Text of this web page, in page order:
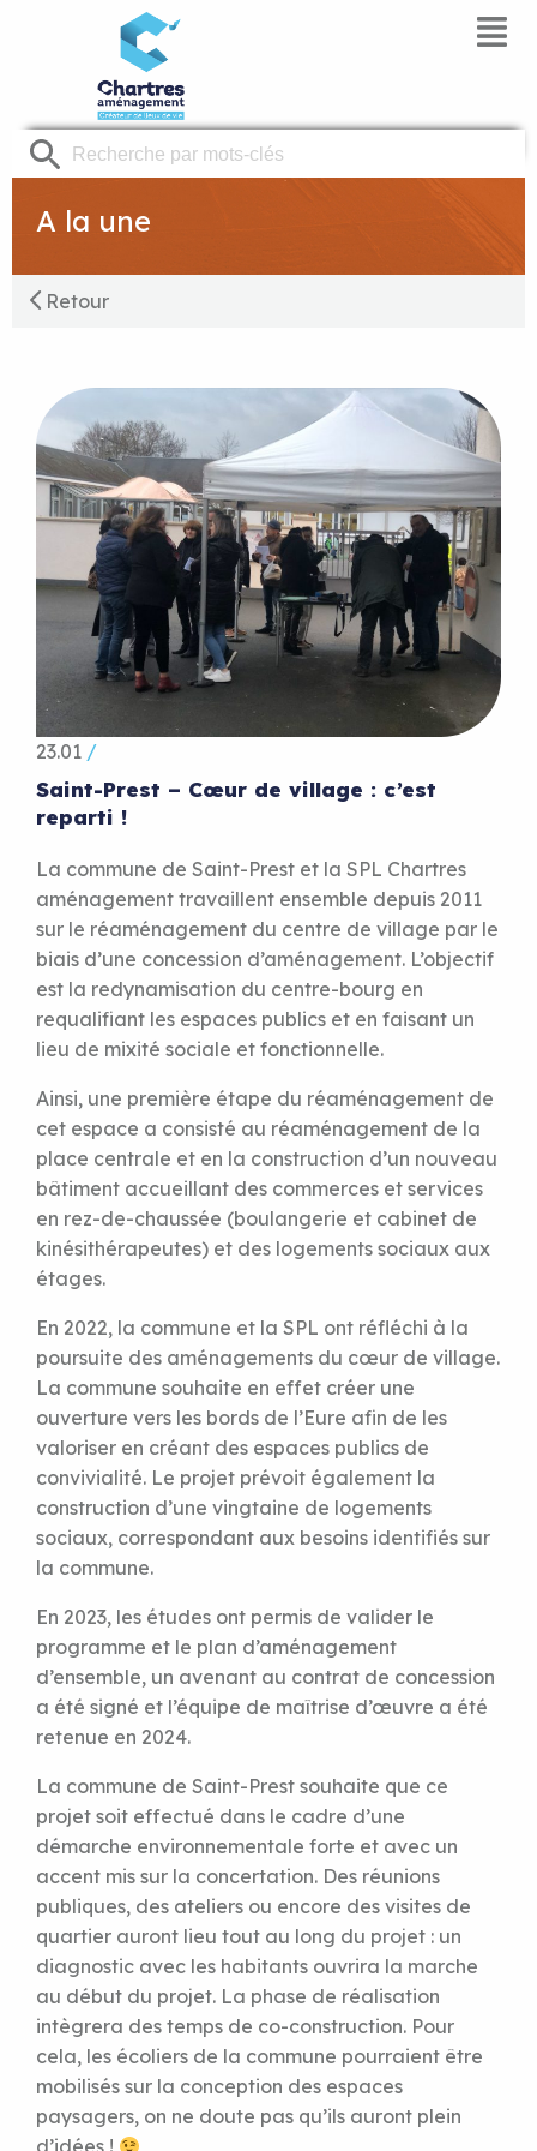
A la une
Retour
23.01 /
Saint-Prest – Cœur de village : c’est
reparti !
La commune de Saint-Prest et la SPL Chartres
aménagement travaillent ensemble depuis 2011
sur le réaménagement du centre de village par le
biais d’une concession d’aménagement. L’objectif
est la redynamisation du centre-bourg en
requalifiant les espaces publics et en faisant un
lieu de mixité sociale et fonctionnelle.
Ainsi, une première étape du réaménagement de
cet espace a consisté au réaménagement de la
place centrale et en la construction d’un nouveau
bâtiment accueillant des commerces et services
en rez-de-chaussée (boulangerie et cabinet de
kinésithérapeutes) et des logements sociaux aux
étages.
En 2022, la commune et la SPL ont réfléchi à la
poursuite des aménagements du cœur de village.
La commune souhaite en effet créer une
ouverture vers les bords de l’Eure afin de les
valoriser en créant des espaces publics de
convivialité. Le projet prévoit également la
construction d’une vingtaine de logements
sociaux, correspondant aux besoins identifiés sur
la commune.
En 2023, les études ont permis de valider le
programme et le plan d’aménagement
d’ensemble, un avenant au contrat de concession
a été signé et l’équipe de maîtrise d’œuvre a été
retenue en 2024.
La commune de Saint-Prest souhaite que ce
projet soit effectué dans le cadre d’une
démarche environnementale forte et avec un
accent mis sur la concertation. Des réunions
publiques, des ateliers ou encore des visites de
quartier auront lieu tout au long du projet : un
diagnostic avec les habitants ouvrira la marche
au début du projet. La phase de réalisation
intègrera des temps de co-construction. Pour
cela, les écoliers de la commune pourraient être
mobilisés sur la conception des espaces
paysagers, on ne doute pas qu’ils auront plein
Panneau de gestion des cookies